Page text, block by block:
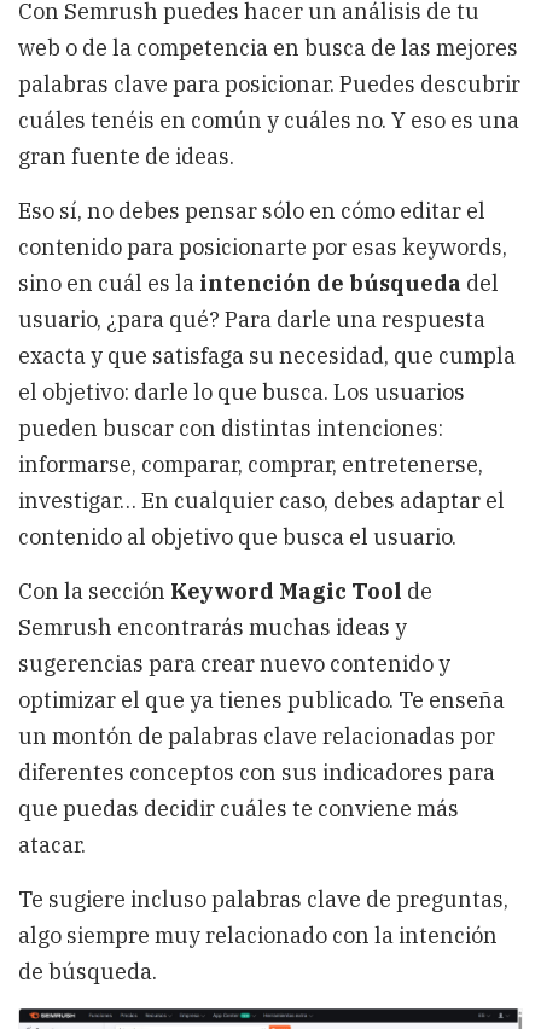
Con Semrush puedes hacer un análisis de tu
web o de la competencia en busca de las mejores
palabras clave para posicionar. Puedes descubrir
cuáles tenéis en común y cuáles no. Y eso es una
gran fuente de ideas.
Eso sí, no debes pensar sólo en cómo editar el
contenido para posicionarte por esas keywords,
sino en cuál es la intención de búsqueda del
usuario, ¿para qué? Para darle una respuesta
exacta y que satisfaga su necesidad, que cumpla
el objetivo: darle lo que busca. Los usuarios
pueden buscar con distintas intenciones:
informarse, comparar, comprar, entretenerse,
investigar… En cualquier caso, debes adaptar el
contenido al objetivo que busca el usuario.
Con la sección Keyword Magic Tool de
Semrush encontrarás muchas ideas y
sugerencias para crear nuevo contenido y
optimizar el que ya tienes publicado. Te enseña
un montón de palabras clave relacionadas por
diferentes conceptos con sus indicadores para
que puedas decidir cuáles te conviene más
atacar.
Te sugiere incluso palabras clave de preguntas,
algo siempre muy relacionado con la intención
de búsqueda.